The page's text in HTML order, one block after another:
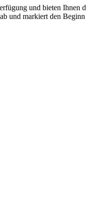
und bieten
und markiert den Beginn